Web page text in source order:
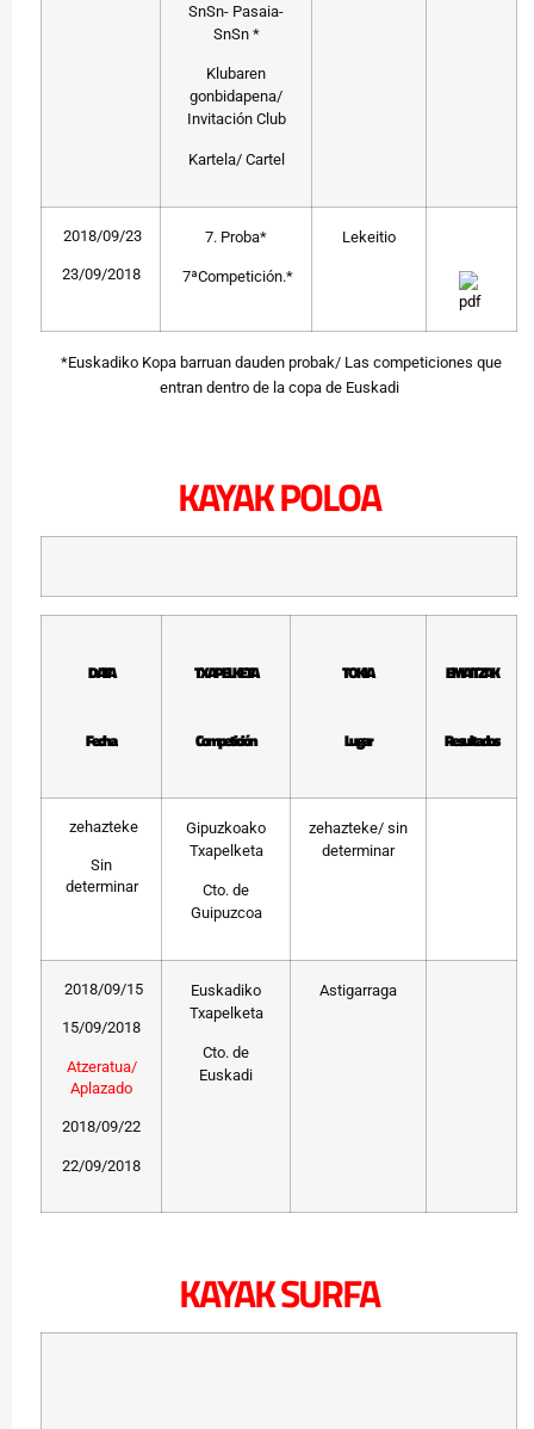
SnSn- Pasaia-
SnSn *
Klubaren
gonbidapena/
Invitación Club
Kartela/ Cartel
2018/09/23
23/09/2018
7. Proba*
7ªCompetición.*
Lekeitio
*Euskadiko Kopa barruan dauden probak/ Las competiciones que
entran dentro de la copa de Euskadi
KAYAK POLOA
DATA
Fecha
TXAPELKETA
Competición
TOKIA
Lugar
EMAITZAK
Resultados
zehazteke
Sin
determinar
Gipuzkoako
Txapelketa
Cto. de
Guipuzcoa
zehazteke/ sin
determinar
2018/09/15
15/09/2018
Atzeratua/
Aplazado
2018/09/22
22/09/2018
Euskadiko
Txapelketa
Cto. de
Euskadi
Astigarraga
KAYAK SURFA